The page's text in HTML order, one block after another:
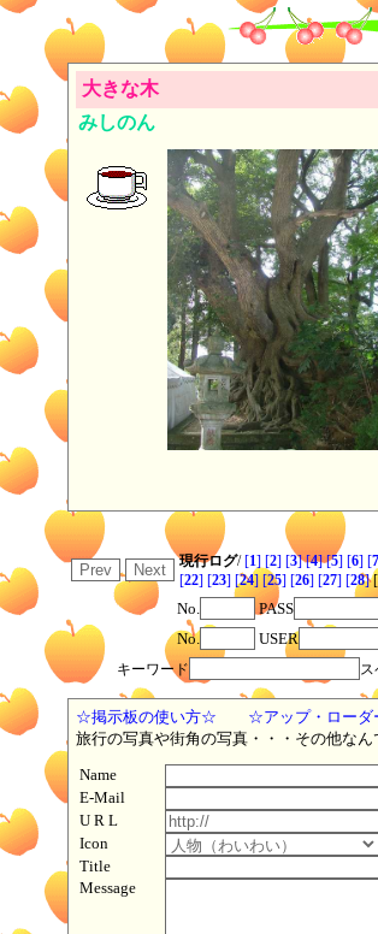
大きな木
みしのん
現行ログ/ [1] [2] [3] [4] [5] [6] [7
[22] [23] [24] [25] [26] [27] [28][
No.
PASS
No.
USER
キーワード
☆掲示板の使い方☆
☆アップ・ロ
旅行の写真や街角の写真・・・その他な
Name
E-Mail
U R L
Icon
Title
Message